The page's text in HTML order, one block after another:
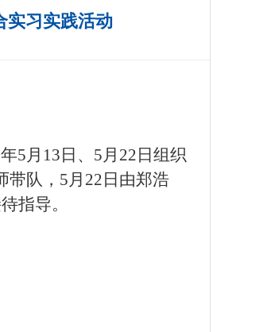
习实践活动
5月13日、5月22日组织
队， 5月 22日由郑浩
指导。